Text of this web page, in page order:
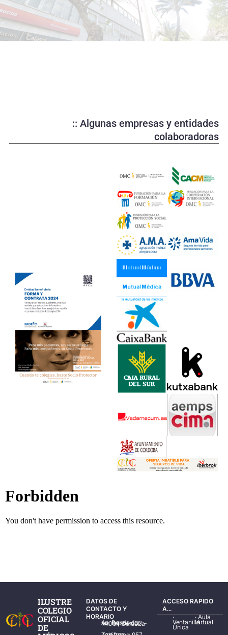
d
u
c
o
:: Algunas empresas y entidades
colaboradoras
ILUSTRE
COLEGIO
OFICIAL
DE
DATOS DE
CONTACTO Y
HORARIO
Av. Ronda de los Tejares, 32 – 14001 Córdoba
ACCESO RAPIDO
A...
·
Ventanilla
Única
·Aula
Virtual